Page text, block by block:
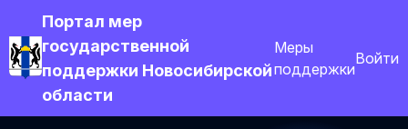
Портал мер
государственной
поддержки Новосибирской
области
Меры
поддержки
Войти